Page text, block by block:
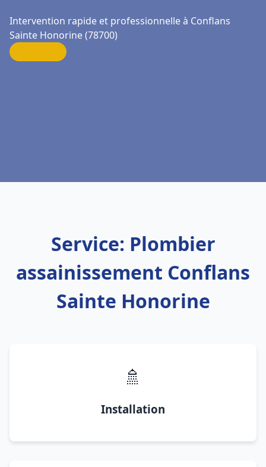
Intervention rapide et professionnelle à Conflans
Sainte Honorine (78700)
Service: Plombier
assainissement Conflans
Sainte Honorine
🚿
Installation